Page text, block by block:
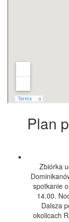
Plan
Zbiórka
spotkanie
14.00.
Dalsza
okolicach